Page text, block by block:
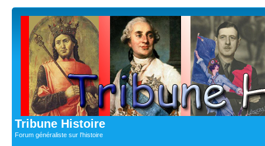
Tribune Histoire
Forum généraliste sur l'histoire